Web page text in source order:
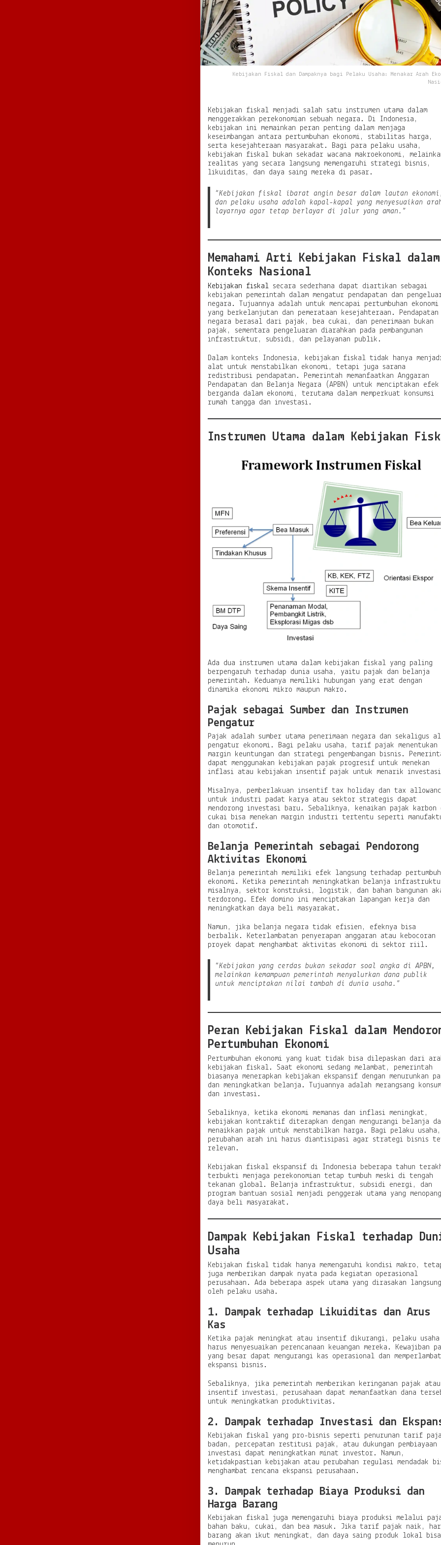
p
a
a
b
l
a
k
u
U
s
a
h
:
M
k
r
r
h
E
o
i
N
a
s
i
o
n
Kebijakan Fiskal dan Dampaknya bagi Pelaku Usaha: Menakar Arah
Kebijakan fiskal menjadi salah satu instrumen utama dalam
menggerakkan perekonomian sebuah negara. Di Indonesia,
kebijakan ini memainkan peran penting dalam menjaga
keseimbangan antara pertumbuhan ekonomi, stabilitas harga,
serta kesejahteraan masyarakat. Bagi para pelaku usaha,
kebijakan fiskal bukan sekadar wacana makroekonomi,
realitas yang secara langsung memengaruhi strategi bisnis,
likuiditas, dan daya saing mereka di pasar.
“Kebijakan fiskal ibarat angin besar dalam lautan
dan pelaku usaha adalah kapal-kapal yang menyesuaikan
layarnya agar tetap berlayar di jalur yang aman.”
Memahami Arti Kebijakan Fiskal dalam
Konteks Nasional
Kebijakan fiskal secara sederhana dapat diartikan sebagai
kebijakan pemerintah dalam mengatur pendapatan dan
negara. Tujuannya adalah untuk mencapai pertumbuhan ekonomi
yang berkelanjutan dan pemerataan kesejahteraan. Pendapatan
negara berasal dari pajak, bea cukai, dan penerimaan bukan
pajak, sementara pengeluaran diarahkan pada pembangunan
infrastruktur, subsidi, dan pelayanan publik.
Dalam konteks Indonesia, kebijakan fiskal tidak hanya
alat untuk menstabilkan ekonomi, tetapi juga sarana
redistribusi pendapatan. Pemerintah memanfaatkan Anggaran
Pendapatan dan Belanja Negara (APBN) untuk menciptakan efek
berganda dalam ekonomi, terutama dalam memperkuat konsumsi
rumah tangga dan investasi.
Instrumen Utama dalam Kebijakan
Ada dua instrumen utama dalam kebijakan fiskal yang paling
berpengaruh terhadap dunia usaha, yaitu pajak dan belanja
pemerintah. Keduanya memiliki hubungan yang erat dengan
dinamika ekonomi mikro maupun makro.
Pajak sebagai Sumber dan Instrumen
Pengatur
Pajak adalah sumber utama penerimaan negara dan sekaligus
pengatur ekonomi. Bagi pelaku usaha, tarif pajak menentukan
margin keuntungan dan strategi pengembangan bisnis.
dapat menggunakan kebijakan pajak progresif untuk menekan
inflasi atau kebijakan insentif pajak untuk menarik
Misalnya, pemberlakuan insentif tax holiday dan tax
untuk industri padat karya atau sektor strategis dapat
mendorong investasi baru. Sebaliknya, kenaikan pajak karbon
cukai bisa menekan margin industri tertentu seperti
dan otomotif.
Belanja Pemerintah sebagai Pendorong
Aktivitas Ekonomi
Belanja pemerintah memiliki efek langsung terhadap
ekonomi. Ketika pemerintah meningkatkan belanja
misalnya, sektor konstruksi, logistik, dan bahan bangunan
terdorong. Efek domino ini menciptakan lapangan kerja dan
meningkatkan daya beli masyarakat.
Namun, jika belanja negara tidak efisien, efeknya bisa
berbalik. Keterlambatan penyerapan anggaran atau kebocoran
proyek dapat menghambat aktivitas ekonomi di sektor riil.
“Kebijakan yang cerdas bukan sekadar soal angka di APBN,
melainkan kemampuan pemerintah menyalurkan dana publik
untuk menciptakan nilai tambah di dunia usaha.”
Peran Kebijakan Fiskal dalam
Pertumbuhan Ekonomi
Pertumbuhan ekonomi yang kuat tidak bisa dilepaskan dari
kebijakan fiskal. Saat ekonomi sedang melambat, pemerintah
biasanya menerapkan kebijakan ekspansif dengan menurunkan
dan meningkatkan belanja. Tujuannya adalah merangsang
dan investasi.
Sebaliknya, ketika ekonomi memanas dan inflasi meningkat,
kebijakan kontraktif diterapkan dengan mengurangi belanja
menaikkan pajak untuk menstabilkan harga. Bagi pelaku usaha,
perubahan arah ini harus diantisipasi agar strategi bisnis
relevan.
Kebijakan fiskal ekspansif di Indonesia beberapa tahun
terbukti menjaga perekonomian tetap tumbuh meski di tengah
tekanan global. Belanja infrastruktur, subsidi energi, dan
program bantuan sosial menjadi penggerak utama yang menopang
daya beli masyarakat.
Dampak Kebijakan Fiskal terhadap
Usaha
Kebijakan fiskal tidak hanya memengaruhi kondisi makro,
juga memberikan dampak nyata pada kegiatan operasional
perusahaan. Ada beberapa aspek utama yang dirasakan langsung
oleh pelaku usaha.
1. Dampak terhadap Likuiditas dan Arus
Kas
Ketika pajak meningkat atau insentif dikurangi, pelaku usaha
harus menyesuaikan perencanaan keuangan mereka. Kewajiban
yang besar dapat mengurangi kas operasional dan memperlambat
ekspansi bisnis.
Sebaliknya, jika pemerintah memberikan keringanan pajak atau
insentif investasi, perusahaan dapat memanfaatkan dana
untuk meningkatkan produktivitas.
2. Dampak terhadap Investasi dan
Kebijakan fiskal yang pro-bisnis seperti penurunan tarif
badan, percepatan restitusi pajak, atau dukungan pembiayaan
investasi dapat meningkatkan minat investor. Namun,
ketidakpastian kebijakan atau perubahan regulasi mendadak
menghambat rencana ekspansi perusahaan.
3. Dampak terhadap Biaya Produksi dan
Harga Barang
Kebijakan fiskal juga memengaruhi biaya produksi melalui
bahan baku, cukai, dan bea masuk. Jika tarif pajak naik,
barang akan ikut meningkat, dan daya saing produk lokal bisa